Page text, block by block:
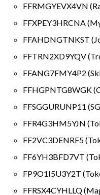
FFRMGYEVX4VN
FFXPEY3HRCNA
FFAHDNGTNKST
FFTRN2XD9YQV
FFANG7FMY4P2
FFHGPNTG8WGK
FFSGGURUNP11
FFR4G3HM5YJN
FF2VC3DENRF5
FF6YH3BFD7VT
FP9O1I5U3Y2T
FFRSX4CYHLLQ